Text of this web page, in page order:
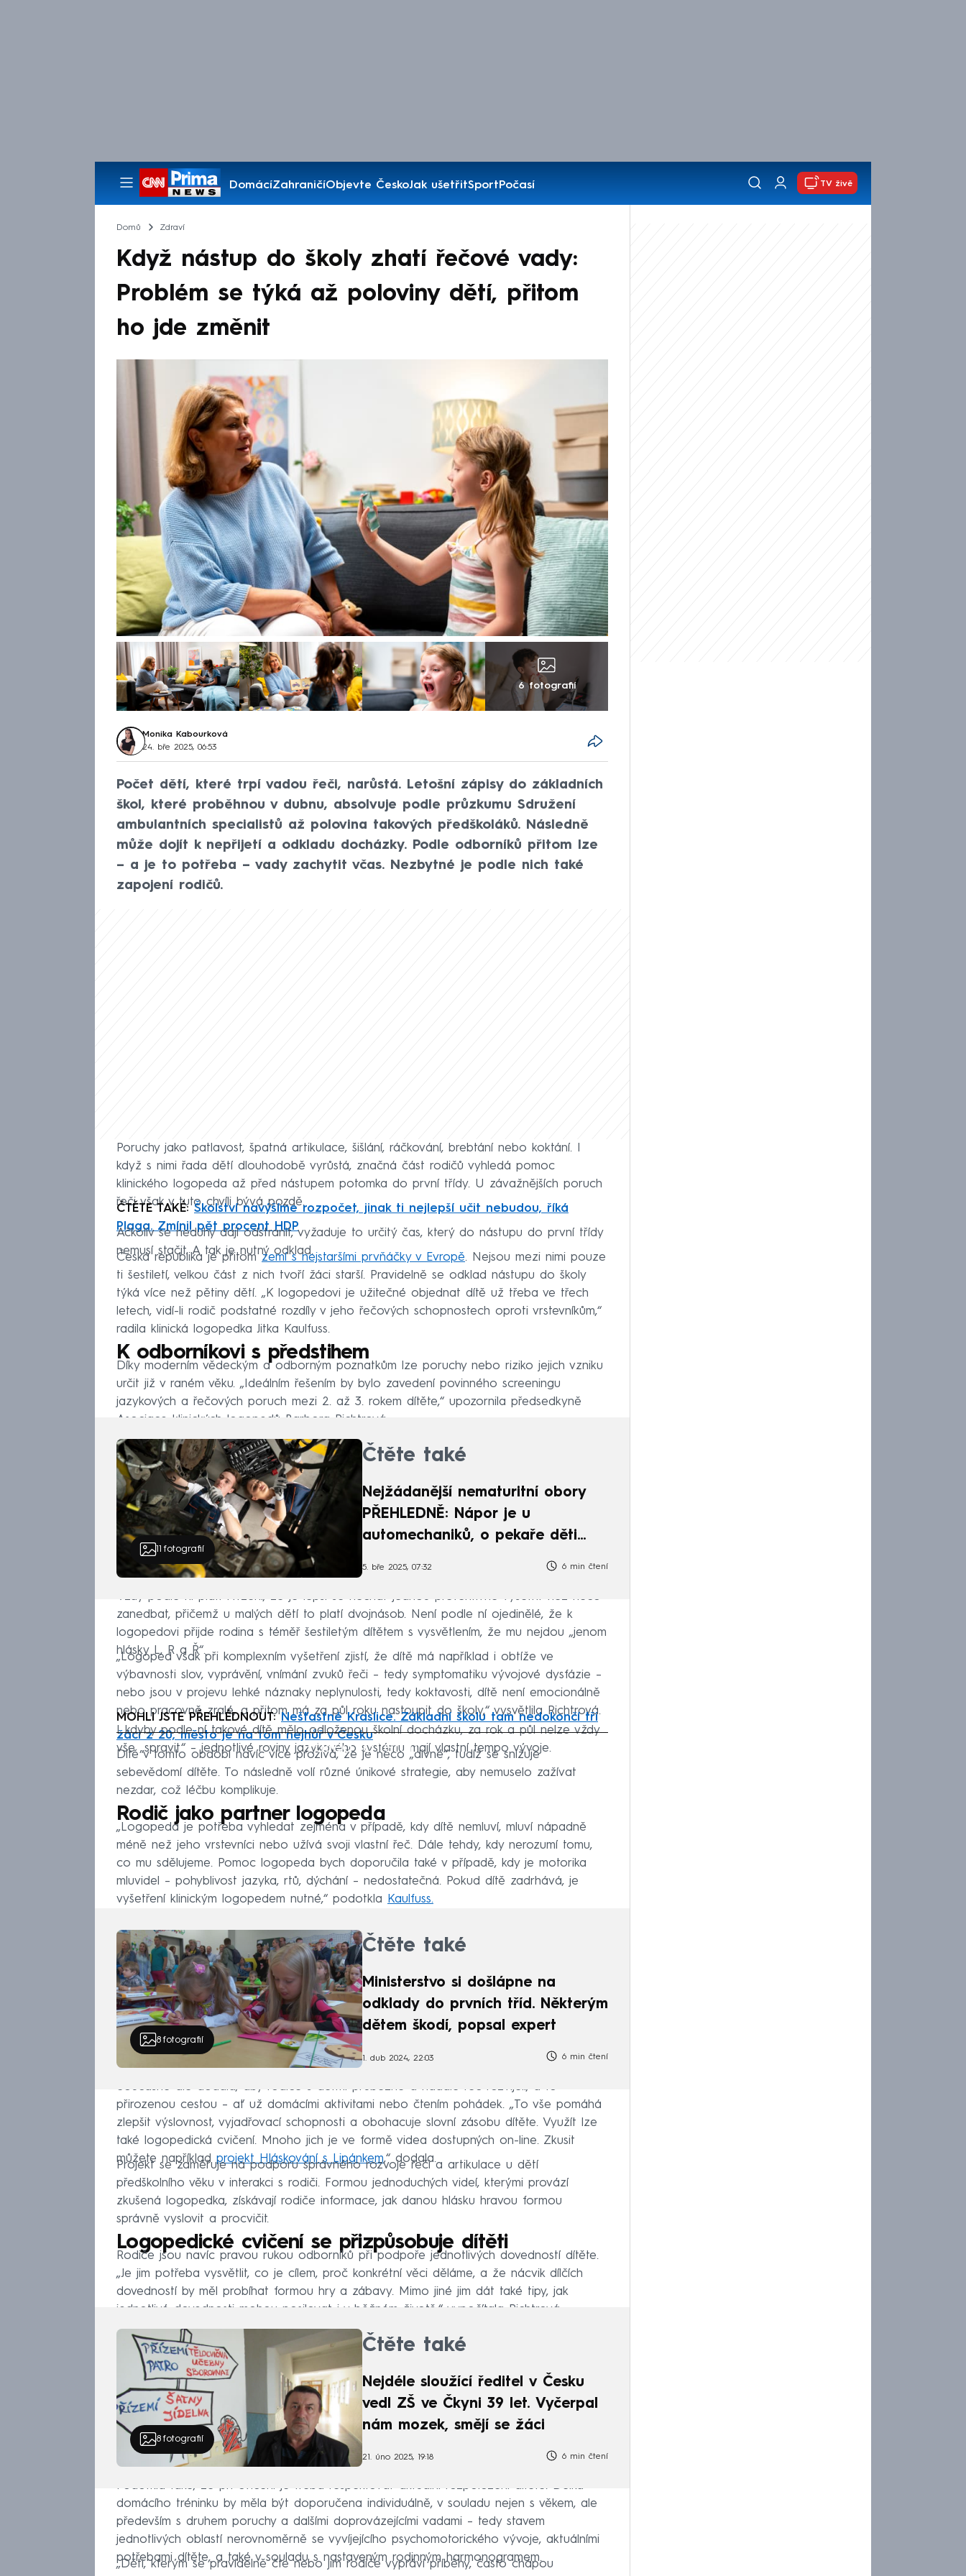
DomácíZahraničíObjevte ČeskoJak ušetřitSportPočasí
Pořady
TV živě
Domů Zdraví
Když nástup do školy zhatí řečové vady:
Problém se týká až poloviny dětí, přitom
ho jde změnit
6 fotografií
Monika Kabourková
24. bře 2025, 06:53
Počet dětí, které trpí vadou řeči, narůstá. Letošní zápisy do základních
škol, které proběhnou v dubnu, absolvuje podle průzkumu Sdružení
ambulantních specialistů až polovina takových předškoláků. Následně
může dojít k nepřijetí a odkladu docházky. Podle odborníků přitom lze
– a je to potřeba – vady zachytit včas. Nezbytné je podle nich také
zapojení rodičů.
Poruchy jako patlavost, špatná artikulace, šišlání, ráčkování, brebtání nebo koktání. I
když s nimi řada dětí dlouhodobě vyrůstá, značná část rodičů vyhledá pomoc
klinického logopeda až před nástupem potomka do první třídy. U závažnějších poruch
řeči však v tuto chvíli bývá pozdě.
ČTĚTE TAKÉ:Školství navýšíme rozpočet, jinak ti nejlepší učit nebudou, říká
Plaga. Zmínil pět procent HDP
Ačkoliv se neduhy dají odstranit, vyžaduje to určitý čas, který do nástupu do první třídy
nemusí stačit. A tak je nutný odklad.
Česká republika je přitom zemí s nejstaršími prvňáčky v Evropě. Nejsou mezi nimi pouze
ti šestiletí, velkou část z nich tvoří žáci starší. Pravidelně se odklad nástupu do školy
týká více než pětiny dětí. „K logopedovi je užitečné objednat dítě už třeba ve třech
letech, vidí-li rodič podstatné rozdíly v jeho řečových schopnostech oproti vrstevníkům,“
radila klinická logopedka Jitka Kaulfuss.
K odborníkovi s předstihem
Díky moderním vědeckým a odborným poznatkům lze poruchy nebo riziko jejich vzniku
určit již v raném věku. „Ideálním řešením by bylo zavedení povinného screeningu
jazykových a řečových poruch mezi 2. až 3. rokem dítěte,“ upozornila předsedkyně
Asociace klinických logopedů Barbora Richtrová.
11 fotografií
Čtěte také
Nejžádanější nematuritní obory
PŘEHLEDNĚ: Nápor je u
automechaniků, o pekaře děti
5. bře 2025, 07:32 6 min čtení
Vždy podle ní platí tvrzení, že je lepší se nechat jednou preventivně vyšetřit než něco
zanedbat, přičemž u malých dětí to platí dvojnásob. Není podle ní ojedinělé, že k
logopedovi přijde rodina s téměř šestiletým dítětem s vysvětlením, že mu nejdou „jenom
hlásky L, R a Ř“.
„Logoped však při komplexním vyšetření zjistí, že dítě má například i obtíže ve
výbavnosti slov, vyprávění, vnímání zvuků řeči – tedy symptomatiku vývojové dysfázie –
nebo jsou v projevu lehké náznaky neplynulosti, tedy koktavosti, dítě není emocionálně
nebo pracovně zralé, a přitom má za půl roku nastoupit do školy,“ vysvětlila Richtrová.
MOHLI JSTE PŘEHLÉDNOUT: Nešťastné Kraslice. Základní školu tam nedokončí tři
žáci z 20, město je na tom nejhůř v Česku
Failed to fetch
I kdyby podle ní takové dítě mělo odloženou školní docházku, za rok a půl nelze vždy
vše „spravit“ – jednotlivé roviny jazykového systému mají vlastní tempo vývoje.
Dítě v tomto období navíc více prožívá, že je něco „divné“, tudíž se snižuje
sebevědomí dítěte. To následně volí různé únikové strategie, aby nemuselo zažívat
nezdar, což léčbu komplikuje.
Rodič jako partner logopeda
„Logopeda je potřeba vyhledat zejména v případě, kdy dítě nemluví, mluví nápadně
méně než jeho vrstevníci nebo užívá svoji vlastní řeč. Dále tehdy, kdy nerozumí tomu,
co mu sdělujeme. Pomoc logopeda bych doporučila také v případě, kdy je motorika
mluvidel – pohyblivost jazyka, rtů, dýchání – nedostatečná. Pokud dítě zadrhává, je
vyšetření klinickým logopedem nutné,“ podotkla
Kaulfuss.
8fotografií
Čtěte také
Ministerstvo si došlápne na
odklady do prvních tříd. Některým
dětem škodí, popsal expert
1. dub 2024, 22:03 6 min čtení
Současně ale dodala, aby rodiče s dětmi průběžně a nadále řeč rozvíjeli, a to
přirozenou cestou – ať už domácími aktivitami nebo čtením pohádek. „To vše pomáhá
zlepšit výslovnost, vyjadřovací schopnosti a obohacuje slovní zásobu dítěte. Využít lze
také logopedická cvičení. Mnoho jich je ve formě videa dostupných on-line. Zkusit
můžete například projekt Hláskování s Lipánkem,“ dodala.
Projekt se zaměřuje na podporu správného rozvoje řeči a artikulace u dětí
předškolního věku v interakci s rodiči. Formou jednoduchých videí, kterými provází
zkušená logopedka, získávají rodiče informace, jak danou hlásku hravou formou
správně vyslovit a procvičit.
Logopedické cvičení se přizpůsobuje dítěti
Rodiče jsou navíc pravou rukou odborníků při podpoře jednotlivých dovedností dítěte.
„Je jim potřeba vysvětlit, co je cílem, proč konkrétní věci děláme, a že nácvik dílčích
dovedností by měl probíhat formou hry a zábavy. Mimo jiné jim dát také tipy, jak
jednotlivé dovednosti mohou posilovat i v běžném životě,“ vypočítala Richtrová.
8fotografií
Čtěte také
Nejdéle sloužící ředitel v Česku
vedl ZŠ ve Čkyni 39 let. Vyčerpal
nám mozek, smějí se žáci
21. úno 2025, 19:18 6 min čtení
Podotkla také, že při cvičení je třeba respektovat aktuální rozpoložení dítěte. Délka
domácího tréninku by měla být doporučena individuálně, v souladu nejen s věkem, ale
především s druhem poruchy a dalšími doprovázejícími vadami – tedy stavem
jednotlivých oblastí nerovnoměrně se vyvíjejícího psychomotorického vývoje, aktuálními
potřebami dítěte, a také v souladu s nastaveným rodinným harmonogramem.
„Děti, kterým se pravidelně čte nebo jim rodiče vypráví příběhy, často chápou